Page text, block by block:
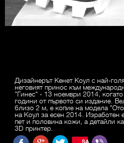
Дизайнерът Кенет Коул с най-
неговият принос към
"Гинес" - 13 ноември 2014,
години от първото си издание.
близо 2 м, е копие на модела
на Коул за есен 2014. Изработен
пет и половина кожи, а детайли
3D принтер.
SAVE